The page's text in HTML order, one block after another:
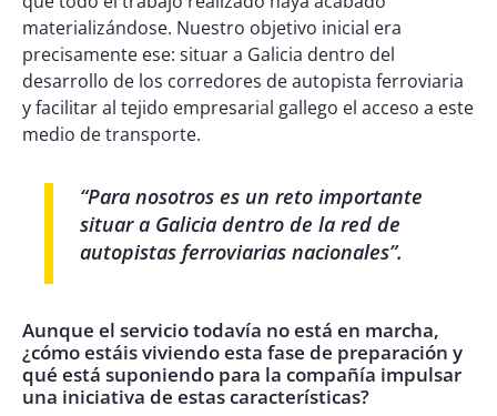
materializándose. Nuestro objetivo inicial era
precisamente ese: situar a Galicia dentro del
desarrollo de los corredores de autopista ferroviaria
y facilitar al tejido empresarial gallego el acceso a este
medio de transporte.
“Para nosotros es un reto importante
situar a Galicia dentro de la red de
autopistas ferroviarias nacionales”.
Aunque el servicio todavía no está en marcha,
¿cómo estáis viviendo esta fase de preparación y
qué está suponiendo para la compañía impulsar
una iniciativa de estas características?